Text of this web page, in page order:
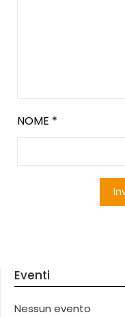
NOME *
Eventi
Nessun evento